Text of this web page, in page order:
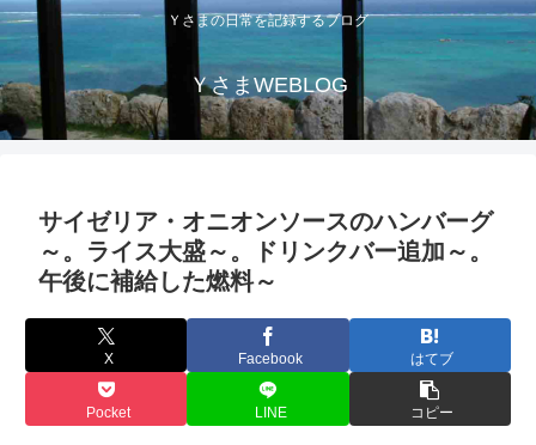
Ｙさまの日常を記録するブログ
ＹさまWEBLOG
サイゼリア・オニオンソースのハンバーグ
～。ライス大盛～。ドリンクバー追加～。
午後に補給した燃料～
X Facebook はてブ
Pocket LINE コピー